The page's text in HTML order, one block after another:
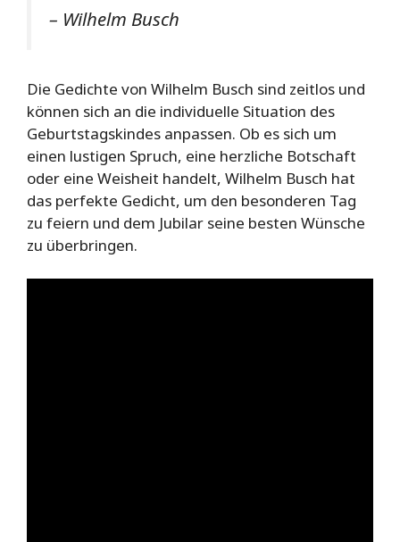
– Wilhelm Busch
Die Gedichte von Wilhelm Busch sind zeitlos und
können sich an die individuelle Situation des
Geburtstagskindes anpassen. Ob es sich um
einen lustigen Spruch, eine herzliche Botschaft
oder eine Weisheit handelt, Wilhelm Busch hat
das perfekte Gedicht, um den besonderen Tag
zu feiern und dem Jubilar seine besten Wünsche
zu überbringen.